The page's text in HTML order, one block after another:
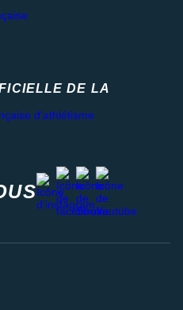
DE LA
instagram
facebook
stravayoutube